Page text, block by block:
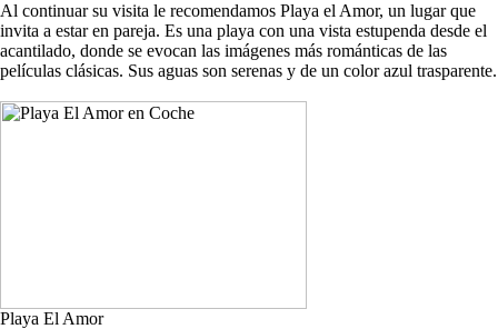
Al continuar su visita le recomendamos Playa el Amor, un lugar que
invita a estar en pareja. Es una playa con una vista estupenda desde el
acantilado, donde se evocan las imágenes más románticas de las
películas clásicas. Sus aguas son serenas y de un color azul trasparente.
Playa El Amor